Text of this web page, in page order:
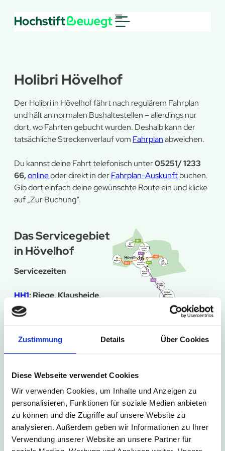
Zustimmung Details Über Cookies
Diese Webseite verwendet Cookies
Wir verwenden Cookies, um Inhalte und Anzeigen zu
personalisieren, Funktionen für soziale Medien anbieten
zu können und die Zugriffe auf unsere Website zu
analysieren. Außerdem geben wir Informationen zu Ihrer
Verwendung unserer Website an unsere Partner für
Holibri Hövelhof
Der Holibri in Hövelhof fährt nach regulärem Fahrplan
und hält an normalen Bushaltestellen – allerdings nur
dort, wo Fahrten gebucht wurden. Deshalb kann der
tatsächliche Streckenverlauf vom Fahrplanabweichen.
Du kannst deine Fahrt telefonisch unter05251/ 1233
66,onlineoder direkt in derFahrplan-Auskunftbuchen.
Gib dort einfach deine gewünschte Route ein und klicke
auf „Zur Buchung“.
Das Servicegebiet
in Hövelhof
Servicezeiten
HH1: Riege, Klausheide,
Industriegebeit Nord,
Ortszentrum Hövelhof
an Wochentagen, am
Wochenende und an
HH2: Espeln, Hasendorf,
Staumühle, Ortszentrum
Hövelhof
an Wochentagen, am